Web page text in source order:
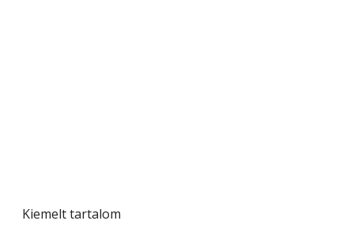
Kiemelt tartalom